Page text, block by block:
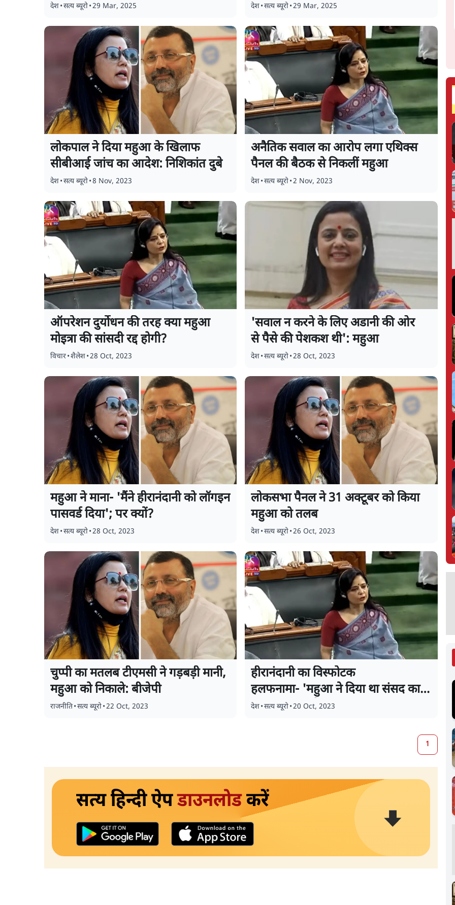
देश•सत्य ब्यूरो•29 Mar, 2025 देश•सत्य ब्यूरो•29 Mar, 2025
लोकपाल ने दिया महुआ के खिलाफ
सीबीआई जांच का आदेश: निशिकांत दुबे
देश•सत्य ब्यूरो•8 Nov, 2023
अनैतिक सवाल का आरोप लगा एथिक्स
पैनल की बैठक से निकलीं महुआ
देश•सत्य ब्यूरो•2 Nov, 2023
ऑपरेशन दुर्योधन की तरह क्या महुआ
मोइत्रा की सांसदी रद्द होगी?
विचार•शैलेश•28 Oct, 2023
'सवाल न करने के लिए अडानी की ओर
से पैसे की पेशकश थी': महुआ
देश•सत्य ब्यूरो•28 Oct, 2023
महुआ ने माना- 'मैंने हीरानंदानी को लॉगइन
पासवर्ड दिया'; पर क्यों?
देश•सत्य ब्यूरो•28 Oct, 2023
लोकसभा पैनल ने 31 अक्टूबर को किया
महुआ को तलब
देश•सत्य ब्यूरो•26 Oct, 2023
चुप्पी का मतलब टीएमसी ने गड़बड़ी मानी,
महुआ को निकाले: बीजेपी
राजनीति•सत्य ब्यूरो•22 Oct, 2023
हीरानंदानी का विस्फोटक
हलफनामा- 'महुआ ने दिया था संसद का
लॉगइन पासवर्ड'
देश•सत्य ब्यूरो•20 Oct, 2023
1
सत्य हिन्दी ऐपडाउनलोडकरें